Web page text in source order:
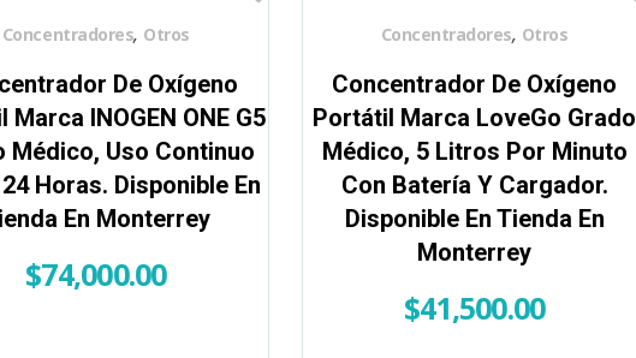
De Oxígeno
INOGEN ONE G5
Médico, Uso Continuo
Horas. Disponible En
En Monterrey
$74,000.00
Concentradores, Otros
Concentrador De Oxígeno
Portátil Marca LoveGo Grado
Médico, 5 Litros Por Minuto
Con Batería Y Cargador.
Disponible En Tienda En
Monterrey
$41,500.00
Concentradores, Otros